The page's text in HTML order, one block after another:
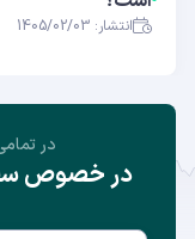
انتشار: 1405/02/03
در
در خصوص